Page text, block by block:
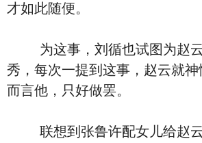
才如此随便。
为这事，刘循也试图为赵云
秀，每次一提到这事，赵云就
而言他，只好做罢。
联想到张鲁许配女儿给赵云